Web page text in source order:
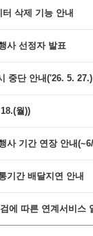
삭제 기능 안내
사 선정자 발표
중단 안내('26. 5. 27.)
월))
사 기간 연장 안내
기간 배달지연 안내
에 따른 연계서비스